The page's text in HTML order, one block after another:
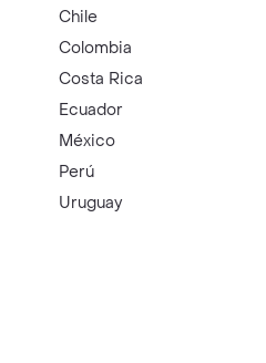
Chile
Colombia
Costa Rica
Ecuador
México
Perú
Uruguay